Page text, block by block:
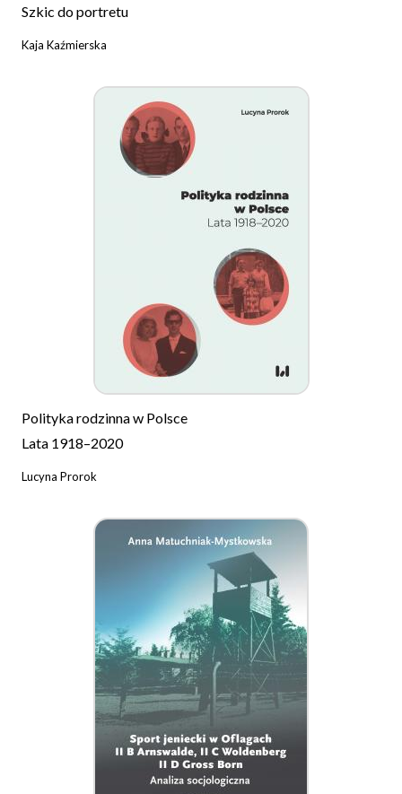
Szkic do portretu
Kaja Kaźmierska
Polityka rodzinna w Polsce
Lata 1918–2020
Lucyna Prorok